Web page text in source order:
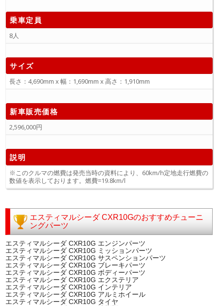
乗車定員
8人
サイズ
長さ：4,690mm x 幅：1,690mm x 高さ：1,910mm
新車販売価格
2,596,000円
説明
※このクルマの燃費は発売当時の資料により、60km/h定地走行燃費の
数値を表示しております。燃費=19.8km/l
エスティマルシーダ CXR10Gのおすすめチューニ
ングパーツ
エスティマルシーダ CXR10G エンジンパーツ
エスティマルシーダ CXR10G ミッションパーツ
エスティマルシーダ CXR10G サスペンションパーツ
エスティマルシーダ CXR10G ブレーキパーツ
エスティマルシーダ CXR10G ボディーパーツ
エスティマルシーダ CXR10G エクステリア
エスティマルシーダ CXR10G インテリア
エスティマルシーダ CXR10G アルミホイール
エスティマルシーダ CXR10G タイヤ